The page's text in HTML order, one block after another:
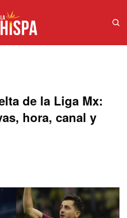
de la Liga Mx:
hora, canal y